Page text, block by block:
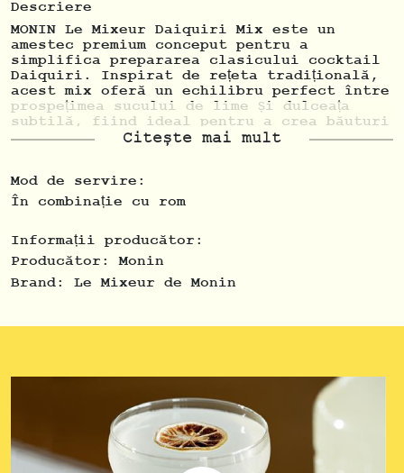
Descriere
MONIN Le Mixeur Daiquiri Mix este un
amestec premium conceput pentru a
simplifica prepararea clasicului cocktail
Daiquiri. Inspirat de rețeta tradițională,
acest mix oferă un echilibru perfect între
prospețimea sucului de lime și dulceața
subtilă, fiind ideal pentru a crea băuturi
răcoritoare și sofisticate. Ideal pentru
adăuga un twist de lime în alte băuturi.
Citește mai mult
Mod de servire:
În combinație cu rom
Informații producător:
Producător:
Monin
Brand:
Le Mixeur de Monin